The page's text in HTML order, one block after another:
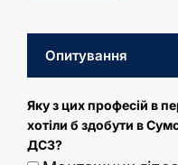
Опитування
Яку з цих професій в
хотіли б здобути в
ДСЗ?